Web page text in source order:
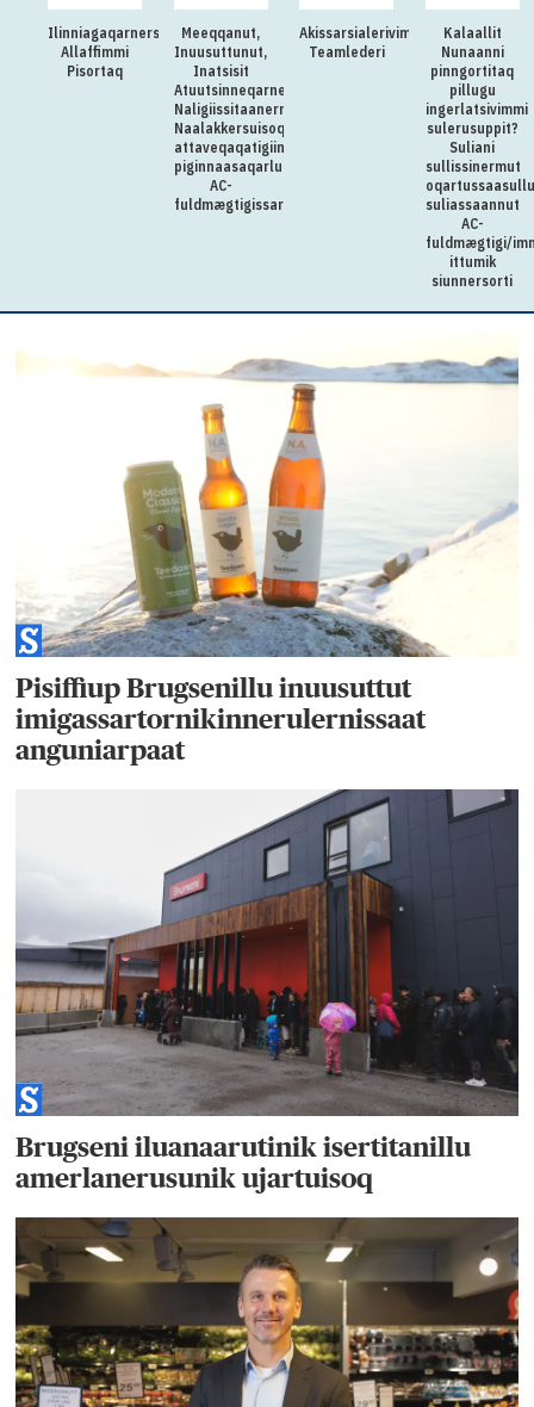
Ilinniagaqarnersiuteqartitsivimmi
Allaffimmi
Pisortaq
Meeqqanut,
Inuusuttunut,
Inatsisit
Atuutsinneqarnerannut
Naligiissitaanermullu
Naalakkersuisoqarfik
attaveqaqatigiinnermut
piginnaasaqarluartumik
AC-
fuldmægtigissarsiorpoq
Akissarsialerivimmi
Teamlederi
Kalaallit
Nunaanni
pinngortitaq
pillugu
ingerlatsivimmi
sulerusuppit?
Suliani
sullissinermut
oqartussaasullu
suliassaannut
AC-
fuldmægtigi/
ittumik
siunnersorti
Pisiffiup Brugsenillu inuusuttut
imigassartornikinnerulernissaat
anguniarpaat
Brugseni iluanaarutinik isertitanillu
amerlanerusunik ujartuisoq